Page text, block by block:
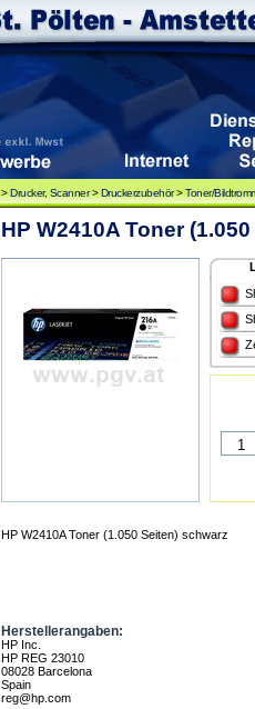
>Drucker, Scanner>Druckerzubehör>Toner/
HP W2410A Toner
HP W2410A Toner (1.050 Seiten) schwarz
Herstellerangaben:
HP Inc.
HP REG 23010
08028 Barcelona
Spain
reg@hp.com